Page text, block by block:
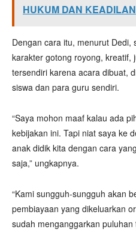
HUKUM DAN KEADILAN
Dengan cara itu, menurut Dedi,
karakter gotong royong, kreatif,
tersendiri karena acara dibuat,
siswa dan para guru sendiri.
“Saya mohon maaf kalau ada
kebijakan ini. Tapi niat saya ke
anak didik kita dengan cara
saja,” ungkapnya.
“Kami sungguh-sungguh akan
pembiayaan yang dikeluarkan
sudah menganggarkan